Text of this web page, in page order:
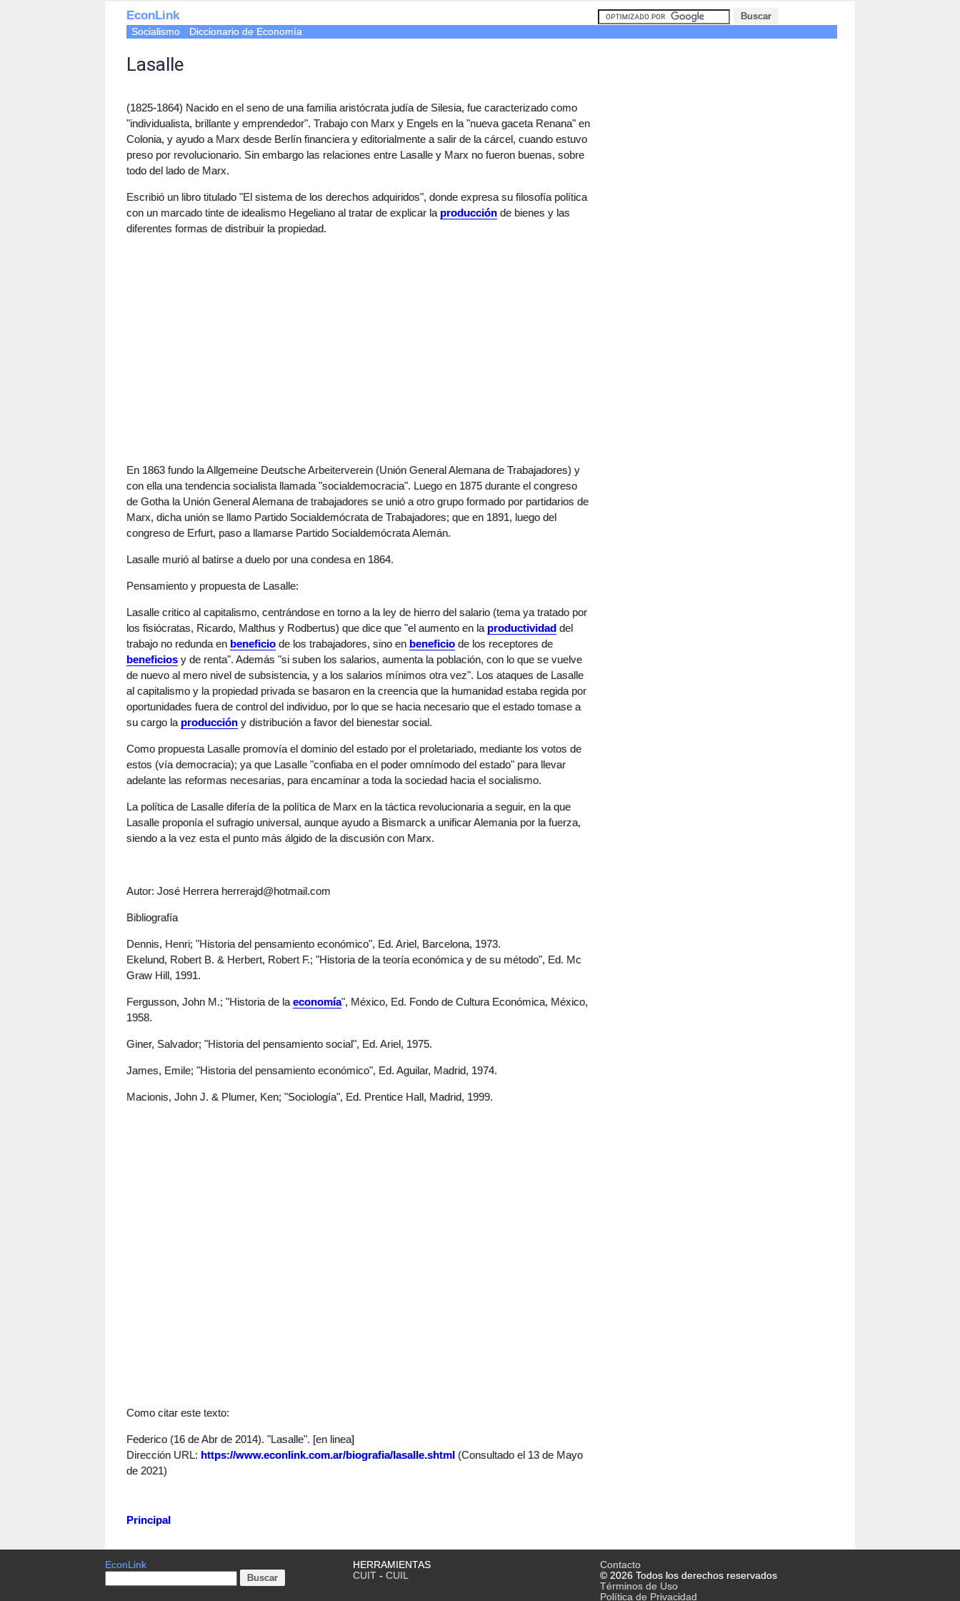
EconLink
Socialismo Diccionario de Economía
Lasalle
(1825-1864) Nacido en el seno de una familia aristócrata judía de Silesia, fue caracterizado como
"individualista, brillante y emprendedor". Trabajo con Marx y Engels en la "nueva gaceta Renana" en
Colonia, y ayudo a Marx desde Berlín financiera y editorialmente a salir de la cárcel, cuando estuvo
preso por revolucionario. Sin embargo las relaciones entre Lasalle y Marx no fueron buenas, sobre
todo del lado de Marx.
Escribió un libro titulado "El sistema de los derechos adquiridos", donde expresa su filosofía política
con un marcado tinte de idealismo Hegeliano al tratar de explicar la producción de bienes y las
diferentes formas de distribuir la propiedad.
En 1863 fundo la Allgemeine Deutsche Arbeiterverein (Unión General Alemana de Trabajadores) y
con ella una tendencia socialista llamada "socialdemocracia". Luego en 1875 durante el congreso
de Gotha la Unión General Alemana de trabajadores se unió a otro grupo formado por partidarios de
Marx, dicha unión se llamo Partido Socialdemócrata de Trabajadores; que en 1891, luego del
congreso de Erfurt, paso a llamarse Partido Socialdemócrata Alemán.
Lasalle murió al batirse a duelo por una condesa en 1864.
Pensamiento y propuesta de Lasalle:
Lasalle critico al capitalismo, centrándose en torno a la ley de hierro del salario (tema ya tratado por
los fisiócratas, Ricardo, Malthus y Rodbertus) que dice que "el aumento en la productividad del
trabajo no redunda en beneficio de los trabajadores, sino en beneficio de los receptores de
beneficios y de renta". Además "si suben los salarios, aumenta la población, con lo que se vuelve
de nuevo al mero nivel de subsistencia, y a los salarios mínimos otra vez". Los ataques de Lasalle
al capitalismo y la propiedad privada se basaron en la creencia que la humanidad estaba regida por
oportunidades fuera de control del individuo, por lo que se hacia necesario que el estado tomase a
su cargo la producción y distribución a favor del bienestar social.
Como propuesta Lasalle promovía el dominio del estado por el proletariado, mediante los votos de
estos (vía democracia); ya que Lasalle "confiaba en el poder omnímodo del estado" para llevar
adelante las reformas necesarias, para encaminar a toda la sociedad hacia el socialismo.
La política de Lasalle difería de la política de Marx en la táctica revolucionaria a seguir, en la que
Lasalle proponía el sufragio universal, aunque ayudo a Bismarck a unificar Alemania por la fuerza,
siendo a la vez esta el punto más álgido de la discusión con Marx.
Autor: José Herrera herrerajd@hotmail.com
Bibliografía
Dennis, Henri; "Historia del pensamiento económico", Ed. Ariel, Barcelona, 1973.
Ekelund, Robert B. & Herbert, Robert F.; "Historia de la teoría económica y de su método", Ed. Mc
Graw Hill, 1991.
Fergusson, John M.; "Historia de la economía", México, Ed. Fondo de Cultura Económica, México,
1958.
Giner, Salvador; "Historia del pensamiento social", Ed. Ariel, 1975.
James, Emile; "Historia del pensamiento económico", Ed. Aguilar, Madrid, 1974.
Macionis, John J. & Plumer, Ken; "Sociología", Ed. Prentice Hall, Madrid, 1999.
Como citar este texto:
Federico (16 de Abr de 2014). "Lasalle". [en linea]
Dirección URL: https://www.econlink.com.ar/biografia/lasalle.shtml (Consultado el 13 de Mayo
de 2021)
Principal
EconLink
HERRAMIENTAS
CUIT- CUIL
Contacto
© 2026 Todos los derechos reservados
Términos de Uso
Política de Privacidad